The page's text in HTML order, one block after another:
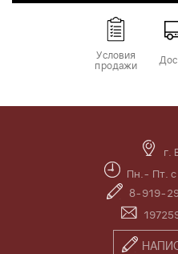
Условия
продажи
г.
Пн.- Пт.
8-919-